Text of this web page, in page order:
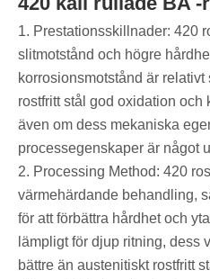
1. Prestationsskillnader: 420
slitmotstånd och högre
korrosionsmotstånd är
rostfritt stål god oxidation och
även om dess mekaniska
processegenskaper är något
2. Processing Method: 420
värmehärdande behandling,
för att förbättra hårdhet och
lämpligt för djup ritning, dess
bättre än austenitiskt rostfritt